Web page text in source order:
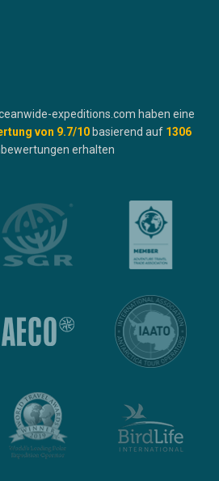
expeditions.com haben eine
von 9.7/10 basierend auf 1306
erhalten